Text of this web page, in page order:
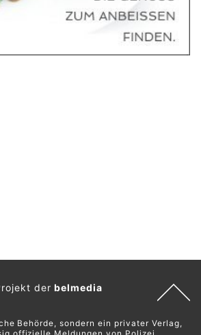
derbelmedia
Behörde, sondern ein privater Verlag,